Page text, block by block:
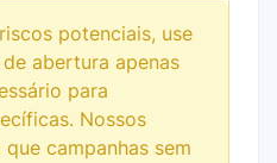
potenciais, use
abertura apenas
para
Nossos
campanhas sem